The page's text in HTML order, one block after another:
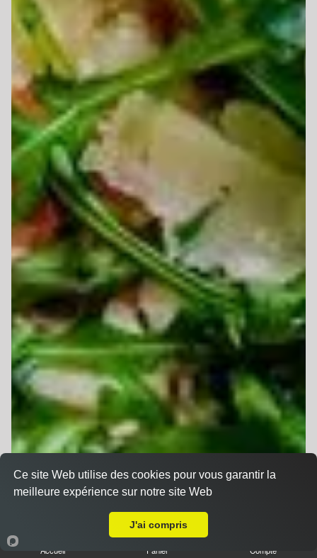
Accueil Panier Compte
Ce site Web utilise des cookies pour vous garantir la
meilleure expérience sur notre site Web
J'ai compris